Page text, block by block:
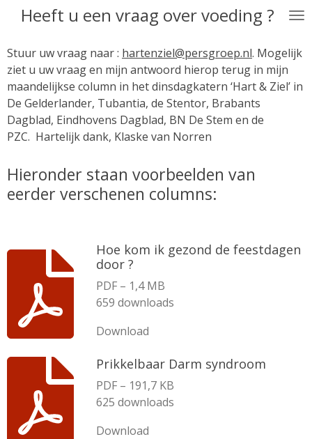
naar
de
hoofdinhoud
Heeft u een vraag over voeding ?
Stuur uw vraag naar : hartenziel@persgroep.nl. Mogelijk
ziet u uw vraag en mijn antwoord hierop terug in mijn
maandelijkse column in het dinsdagkatern ‘Hart & Ziel’ in
De Gelderlander, Tubantia, de Stentor, Brabants
Dagblad, Eindhovens Dagblad, BN De Stem en de
PZC. Hartelijk dank, Klaske van Norren
Hieronder staan voorbeelden van
eerder verschenen columns:
Hoe kom ik gezond de feestdagen
door ?
PDF – 1,4 MB
659 downloads
Download
Prikkelbaar Darm syndroom
PDF – 191,7 KB
625 downloads
Download